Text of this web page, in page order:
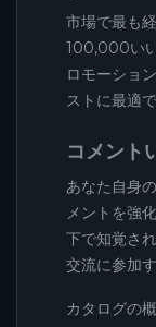
市場で最も
100,000い
ロモーショ
ストに最適で
コメン
あなた自身
メントを強
下で知覚さ
交流に参加
カタログの